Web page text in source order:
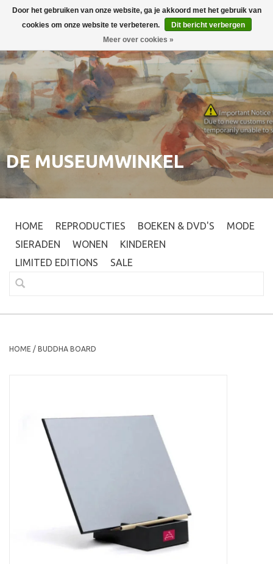
Inloggen 0
DE MUSEUMWINKEL
HOME REPRODUCTIES BOEKEN & DVD'S
MODE
SIERADEN
WONEN
KINDEREN
LIMITED EDITIONS
SALE
HOME / BUDDHA BOARD
Door het gebruiken van onze website, ga je akkoord met het gebruik van
cookies om onze website te verbeteren.
Dit bericht verbergen
Meer over cookies »